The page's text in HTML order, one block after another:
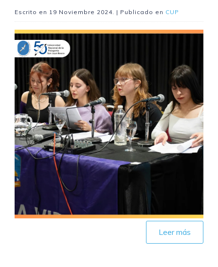
Escrito en 19 Noviembre 2024. | Publicado en CUP
Leer más